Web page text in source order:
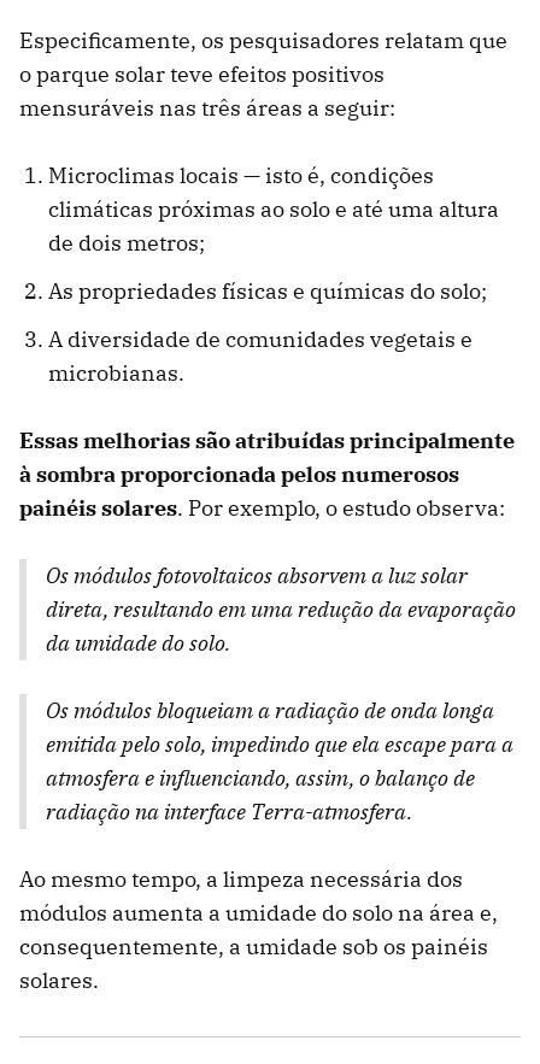
Especificamente, os pesquisadores relatam que
o parque solar teve efeitos positivos
mensuráveis ​​nas três áreas a seguir:
Microclimas locais — isto é, condições
climáticas próximas ao solo e até uma altura
de dois metros;
As propriedades físicas e químicas do solo;
A diversidade de comunidades vegetais e
microbianas.
Essas melhorias são atribuídas principalmente
à sombra proporcionada pelos numerosos
painéis solares. Por exemplo, o estudo observa:
Os módulos fotovoltaicos absorvem a luz solar
direta, resultando em uma redução da evaporação
da umidade do solo.
Os módulos bloqueiam a radiação de onda longa
emitida pelo solo, impedindo que ela escape para a
atmosfera e influenciando, assim, o balanço de
radiação na interface Terra-atmosfera.
Ao mesmo tempo, a limpeza necessária dos
módulos aumenta a umidade do solo na área e,
consequentemente, a umidade sob os painéis
solares.